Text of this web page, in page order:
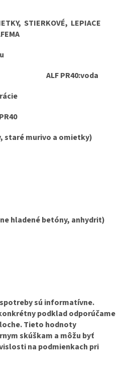
STIERKOVÉ, LEPIACE
ALF PR40:voda
staré murivo a omietky)
betóny, anhydrit)
sú informatívne.
podklad odporúčame
Tieto hodnoty
skúškam a môžu byť
na podmienkach pri